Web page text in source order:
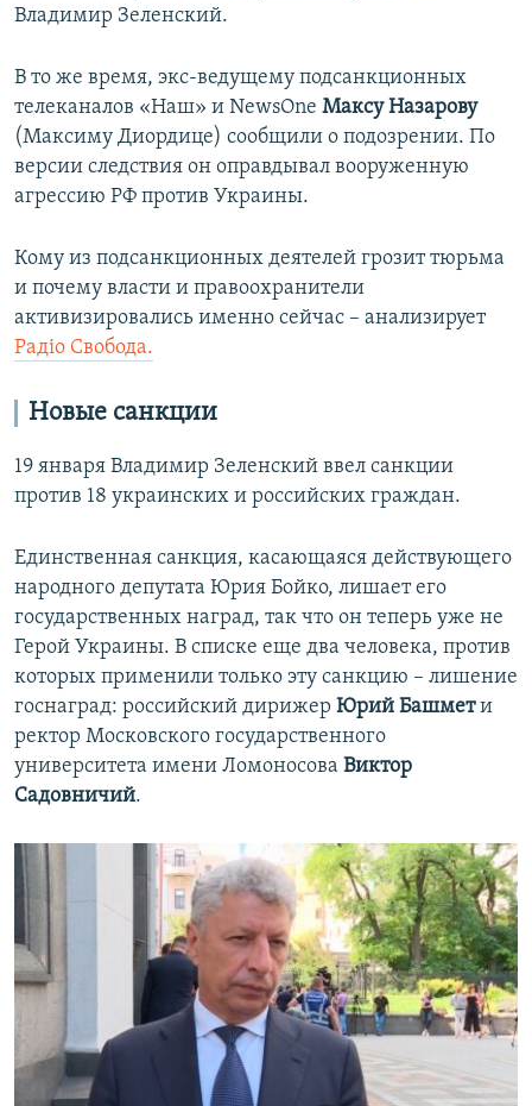
Владимир Зеленский.
В то же время, экс-ведущему подсанкционных
телеканалов «Наш» и NewsOne Максу Назарову
(Максиму Диордице) сообщили о подозрении. По
версии следствия он оправдывал вооруженную
агрессию РФ против Украины.
Кому из подсанкционных деятелей грозит тюрьма
и почему власти и правоохранители
активизировались именно сейчас – анализирует
Радіо Свобода.
Новые санкции
19 января Владимир Зеленский ввел санкции
против 18 украинских и российских граждан.
Единственная санкция, касающаяся действующего
народного депутата Юрия Бойко, лишает его
государственных наград, так что он теперь уже не
Герой Украины. В списке еще два человека, против
которых применили только эту санкцию – лишение
госнаград: российский дирижер Юрий Башмети
ректор Московского государственного
университета имени Ломоносова Виктор
Садовничий.